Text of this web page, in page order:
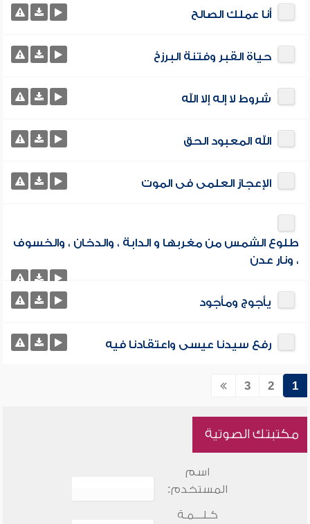
أنا عملك الصالح
حياة القبر وفتنة البرزخ
شروط لا إله إلا الله
الله المعبود الحق
الإعجاز العلمى فى الموت
طلوع الشمس من مغربها و الدابة ، والدخان ، والخسوف
، ونار عدن
يأجوج ومأجود
رفع سيدنا عيسى واعتقادنا فيه
1
2
3
مكتبتك الصوتية
اسم
المستخدم:
كـلـــمـة